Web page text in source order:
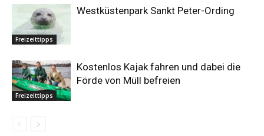
Freizeittipps
Westküstenpark Sankt Peter-Ording
Freizeittipps
Kostenlos Kajak fahren und dabei die
Förde von Müll befreien